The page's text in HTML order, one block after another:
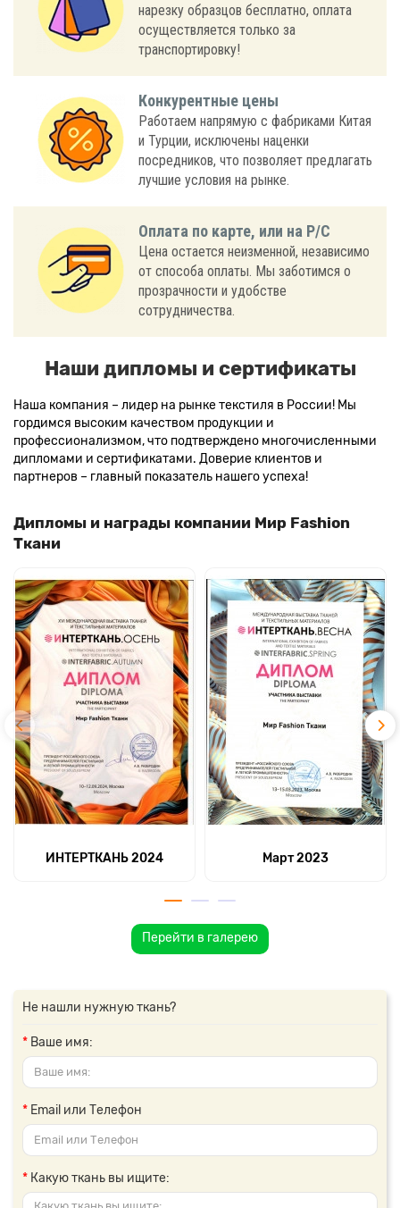
нарезку образцов бесплатно, оплата
осуществляется только за
транспортировку!
Конкурентные цены
Работаем напрямую с фабриками Китая
и Турции, исключены наценки
посредников, что позволяет предлагать
лучшие условия на рынке.
Оплата по карте, или на Р/С
Цена остается неизменной, независимо
от способа оплаты. Мы заботимся о
прозрачности и удобстве
сотрудничества.
Наши дипломы и сертификаты
Наша компания – лидер на рынке текстиля в России! Мы
гордимся высоким качеством продукции и
профессионализмом, что подтверждено многочисленными
дипломами и сертификатами. Доверие клиентов и
партнеров – главный показатель нашего успеха!
Дипломы и награды компании Мир Fashion
Ткани
ИНТЕРТКАНЬ 2024 Март 2023
Перейти в галерею
Не нашли нужную ткань?
Ваше имя:
Email или Телефон
Какую ткань вы ищите: